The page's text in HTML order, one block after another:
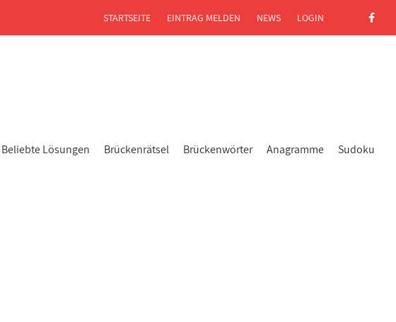
Beliebte Lösungen Brückenrätsel Brückenwörter Anagramme Sudoku
STARTSEITE EINTRAG MELDEN NEWS LOGIN